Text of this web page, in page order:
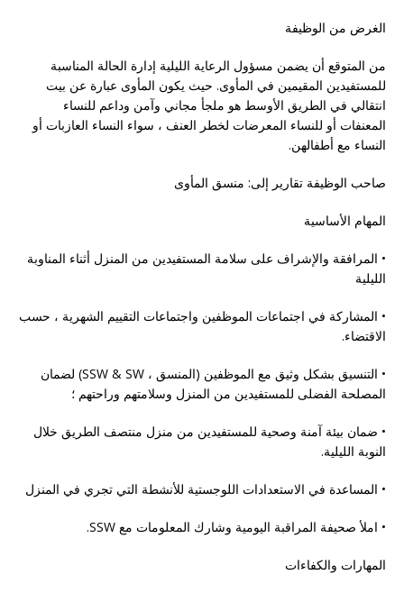
الغرض من الوظيفة
من المتوقع أن يضمن مسؤول الرعاية الليلية إدارة الحالة المناسبة
للمستفيدين المقيمين في المأوى. حيث يكون المأوى عبارة عن بيت
انتقالي في الطريق الأوسط هو ملجأ مجاني وآمن وداعم للنساء
المعنفات أو للنساء المعرضات لخطر العنف ، سواء النساء العازبات أو
النساء مع أطفالهن.
صاحب الوظيفة تقارير إلى: منسق المأوى
المهام الأساسية
• المرافقة والإشراف على سلامة المستفيدين من المنزل أثناء المناوبة
الليلية
• المشاركة في اجتماعات الموظفين واجتماعات التقييم الشهرية ، حسب
الاقتضاء.
• التنسيق بشكل وثيق مع الموظفين (المنسق ، SSW & SW) لضمان
المصلحة الفضلى للمستفيدين من المنزل وسلامتهم وراحتهم ؛
• ضمان بيئة آمنة وصحية للمستفيدين من منزل منتصف الطريق خلال
النوبة الليلية.
• المساعدة في الاستعدادات اللوجستية للأنشطة التي تجري في المنزل
• املأ صحيفة المراقبة اليومية وشارك المعلومات مع SSW.
المهارات والكفاءات